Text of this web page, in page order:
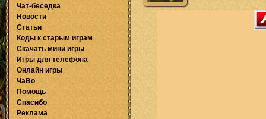
Чат-беседка
Новости
Статьи
Коды к старым играм
Скачать мини игры
Игры для телефона
Онлайн игры
ЧаВо
Помощь
Спасибо
Реклама